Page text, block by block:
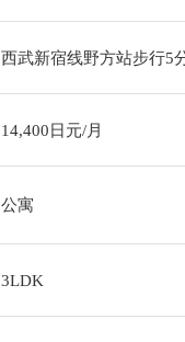
西武新宿线野方站步行5
14,400日元/月
公寓
3LDK